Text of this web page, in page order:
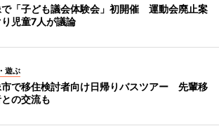
で「子ども議会体験会」初開催 運動会廃止案
児童7人が議論
遊ぶ
市で移住検討者向け日帰りバスツアー 先輩移
の交流も